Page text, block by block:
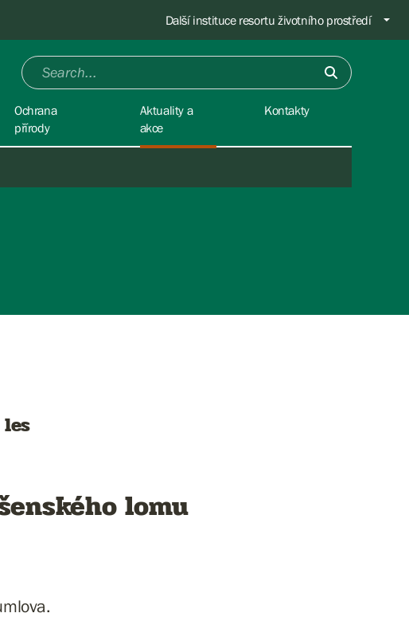
Další instituce resortu životního prostředí
Ochrana
přírody
Aktuality a
akce
Kontakty
les
lomu